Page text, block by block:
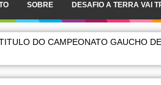
SOBRE DESAFIO A TERRA VAI
DO CAMPEONATO GAUCHO DE